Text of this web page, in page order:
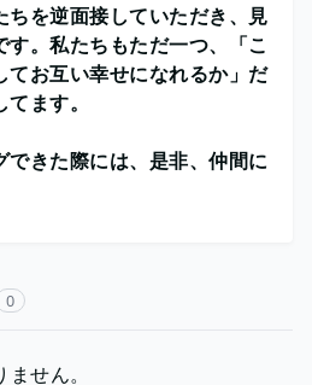
ちを逆面接していただき、見
。私たちもただ一つ、「こ
てお互い幸せになれるか」だ
ます。
できた際には、是非、仲間に
0
せん。